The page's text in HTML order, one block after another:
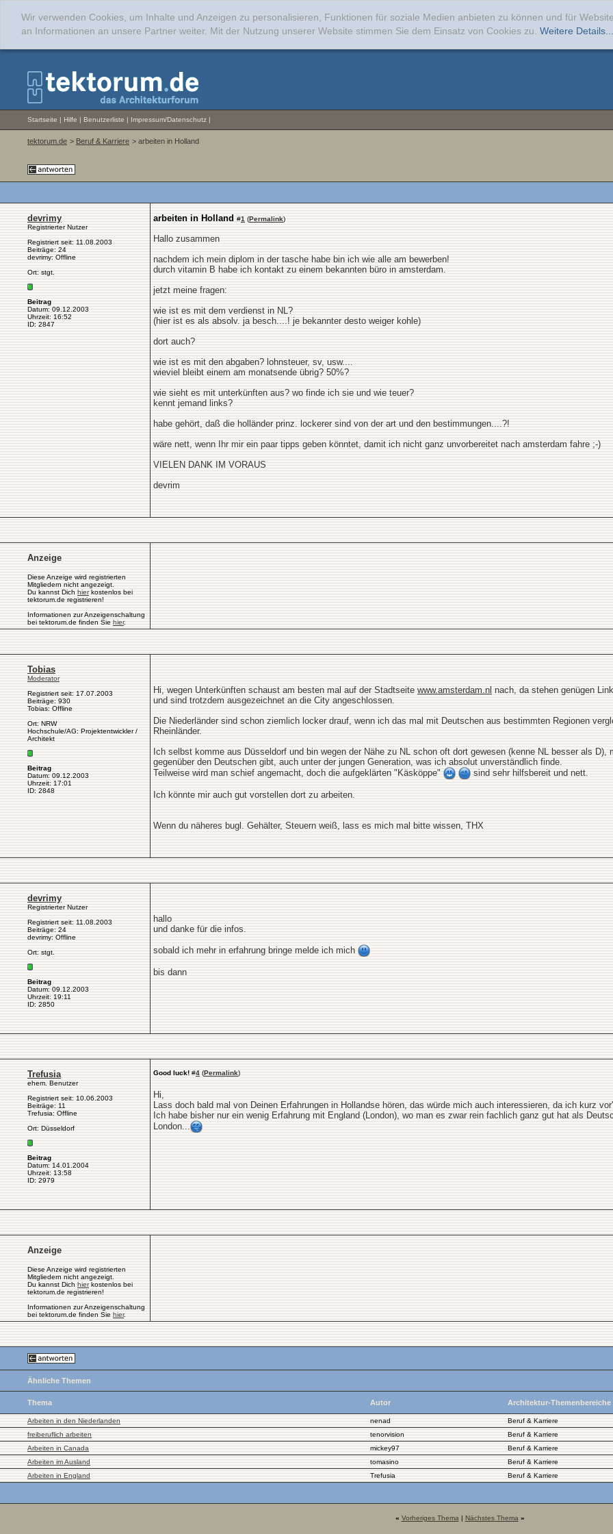
Wir verwenden Cookies, um Inhalte und Anzeigen zu personalisieren, Funktionen für soziale Medien anbieten zu können und für
an Informationen an unsere Partner weiter. Mit der Nutzung unserer Website stimmen Sie dem Einsatz von Cookies zu. Weitere Details...
Startseite | Hilfe | Benutzerliste | Impressum/Datenschutz |
tektorum.de > Beruf & Karriere > arbeiten in Holland
devrimy
Registrierter Nutzer
Registriert seit: 11.08.2003
Beiträge: 24
devrimy: Offline
Ort: stgt.
Beitrag
Datum: 09.12.2003
Uhrzeit: 16:52
ID: 2847
arbeiten in Holland #1 (Permalink)
Hallo zusammen
nachdem ich mein diplom in der tasche habe bin ich wie alle am bewerben!
durch vitamin B habe ich kontakt zu einem bekannten büro in amsterdam.
jetzt meine fragen:
wie ist es mit dem verdienst in NL?
(hier ist es als absolv. ja besch....! je bekannter desto weiger kohle)
dort auch?
wie ist es mit den abgaben? lohnsteuer, sv, usw....
wieviel bleibt einem am monatsende übrig? 50%?
wie sieht es mit unterkünften aus? wo finde ich sie und wie teuer?
kennt jemand links?
habe gehört, daß die holländer prinz. lockerer sind von der art und den bestimmungen....?!
wäre nett, wenn Ihr mir ein paar tipps geben könntet, damit ich nicht ganz unvorbereitet nach amsterdam fahre ;-)
VIELEN DANK IM VORAUS
devrim
Anzeige
Diese Anzeige wird registrierten
Mitgliedern nicht angezeigt.
Du kannst Dich hierkostenlos bei
tektorum.de registrieren!
Informationen zur Anzeigenschaltung
bei tektorum.de finden Sie hier.
Tobias
Moderator
Registriert seit: 17.07.2003
Beiträge: 930
Tobias: Offline
Ort: NRW
Hochschule/AG: Projektentwickler /
Architekt
Beitrag
Datum: 09.12.2003
Uhrzeit: 17:01
ID: 2848
Hi, wegen Unterkünften schaust am besten mal auf der Stadtseite www.amsterdam.nl nach, da stehen genügen
und sind trotzdem ausgezeichnet an die City angeschlossen.
Die Niederländer sind schon ziemlich locker drauf, wenn ich das mal mit Deutschen aus bestimmten Regionen
Rheinländer.
Ich selbst komme aus Düsseldorf und bin wegen der Nähe zu NL schon oft dort gewesen (kenne NL besser als
gegenüber den Deutschen gibt, auch unter der jungen Generation, was ich absolut unverständlich finde.
Teilweise wird man schief angemacht, doch die aufgeklärten "Käsköppe"
sind sehr hilfsbereit und nett.
Ich könnte mir auch gut vorstellen dort zu arbeiten.
Wenn du näheres bugl. Gehälter, Steuern weiß, lass es mich mal bitte wissen, THX
devrimy
Registrierter Nutzer
Registriert seit: 11.08.2003
Beiträge: 24
devrimy: Offline
Ort: stgt.
Beitrag
Datum: 09.12.2003
Uhrzeit: 19:11
ID: 2850
hallo
und danke für die infos.
sobald ich mehr in erfahrung bringe melde ich mich
bis dann
Trefusia
ehem. Benutzer
Registriert seit: 10.06.2003
Beiträge: 11
Trefusia: Offline
Ort: Düsseldorf
Beitrag
Datum: 14.01.2004
Uhrzeit: 13:58
ID: 2979
Good luck! #4 (Permalink)
Hi,
Lass doch bald mal von Deinen Erfahrungen in Hollandse hören, das würde mich auch interessieren, da ich kurz
Ich habe bisher nur ein wenig Erfahrung mit England (London), wo man es zwar rein fachlich ganz gut hat als
London...
Anzeige
Diese Anzeige wird registrierten
Mitgliedern nicht angezeigt.
Du kannst Dich hierkostenlos bei
tektorum.de registrieren!
Informationen zur Anzeigenschaltung
bei tektorum.de finden Sie hier.
Ähnliche Themen
Thema Autor Architektur-Themenbereiche
Arbeiten in den Niederlanden nenad Beruf & Karriere
freiberuflich arbeiten
tenorvision Beruf & Karriere
Arbeiten in Canada
mickey97 Beruf & Karriere
Arbeiten im Ausland
tomasino Beruf & Karriere
Arbeiten in England
Trefusia Beruf & Karriere
« Vorheriges Thema | Nächstes Thema »